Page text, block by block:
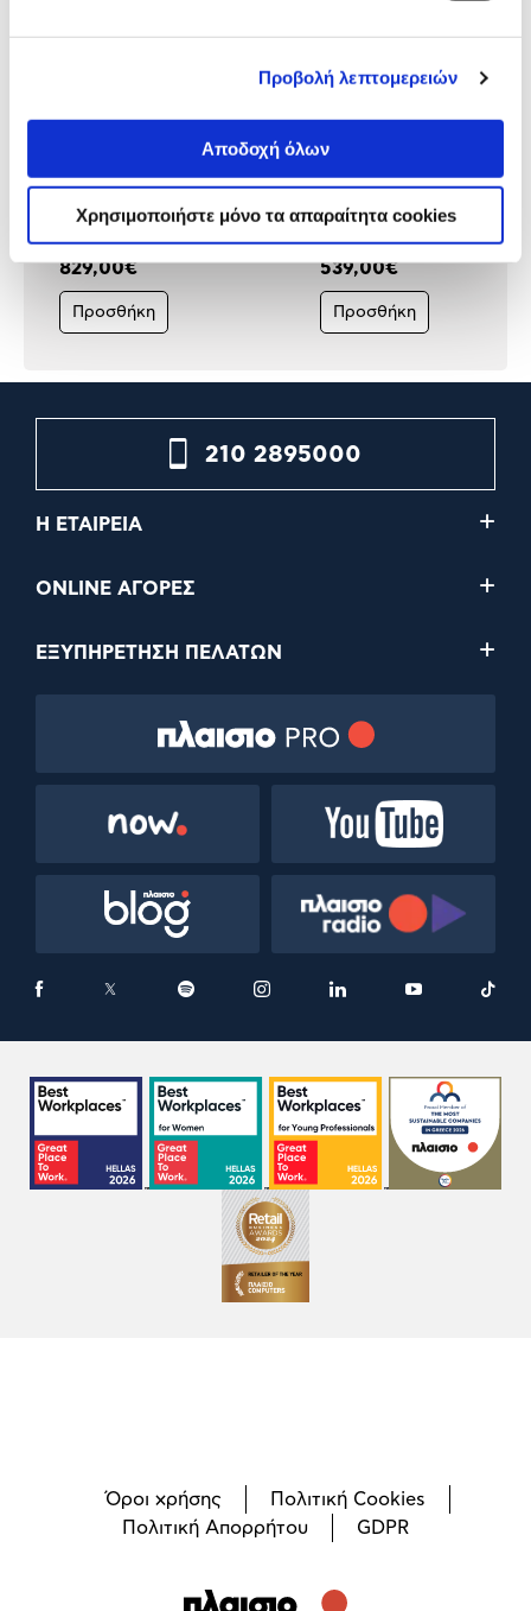
Προβολή λεπτομερειών
Αποδοχή όλων
Χρησιμοποιήστε μόνο τα απαραίτητα cookies
APC UPS 1500 VA LCD 230V
SMC1500IC
829,00€
Προσθήκη
APC UPS 1600 VA Line
Interactive BR1600MI
539,00€
Προσθήκη
210 2895000
Η ΕΤΑΙΡΕΙΑ
ONLINE ΑΓΟΡΕΣ
ΕΞΥΠΗΡΕΤΗΣΗ ΠΕΛΑΤΩΝ
Όροι χρήσης
Πολιτική Cookies
Πολιτική Απορρήτου
GDPR